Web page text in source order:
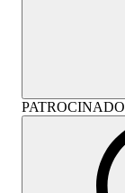
PATROCINADO